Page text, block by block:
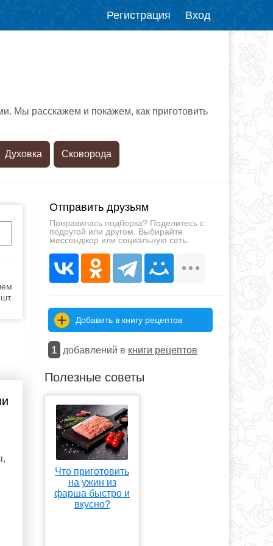
Регистрация Вход
Мы расскажем и покажем, как приготовить
Духовка Сковорода
Отправить друзьям
Понравилась подборка? Поделитесь с
подругой или другом. Выбирайте
мессенджер или социальную сеть.
Добавить в книгу рецептов
1 добавлений в книги рецептов
Полезные советы
Что приготовить
на ужин из
фарша быстро и
вкусно?